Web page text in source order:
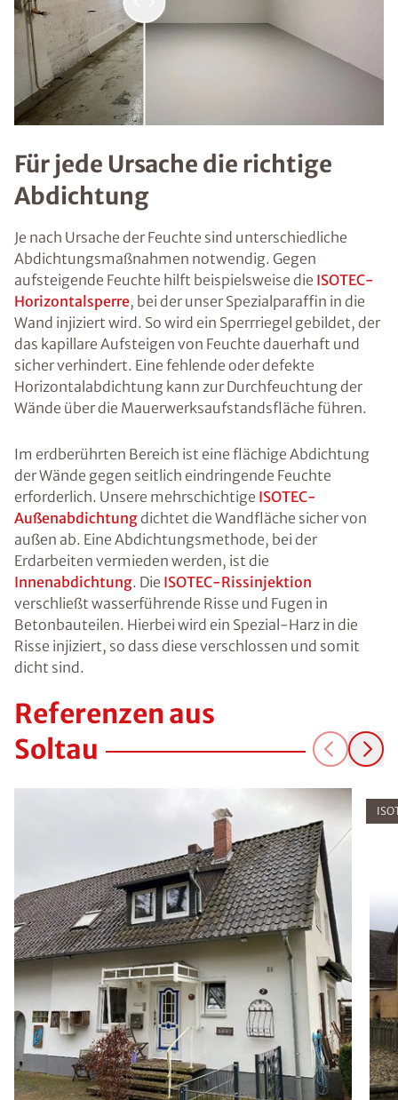
Für jede Ursache die richtige
Abdichtung
Je nach Ursache der Feuchte sind unterschiedliche
Abdichtungsmaßnahmen notwendig. Gegen
aufsteigende Feuchte hilft beispielsweise die ISOTEC-
Horizontalsperre, bei der unser Spezialparaffin in die
Wand injiziert wird. So wird ein Sperrriegel gebildet, der
das kapillare Aufsteigen von Feuchte dauerhaft und
sicher verhindert. Eine fehlende oder defekte
Horizontalabdichtung kann zur Durchfeuchtung der
Wände über die Mauerwerksaufstandsfläche führen.
Im erdberührten Bereich ist eine flächige Abdichtung
der Wände gegen seitlich eindringende Feuchte
erforderlich. Unsere mehrschichtige ISOTEC-
Außenabdichtungdichtet die Wandfläche sicher von
außen ab. Eine Abdichtungsmethode, bei der
Erdarbeiten vermieden werden, ist die
Innenabdichtung. Die ISOTEC-Rissinjektion
verschließt wasserführende Risse und Fugen in
Betonbauteilen. Hierbei wird ein Spezial-Harz in die
Risse injiziert, so dass diese verschlossen und somit
dicht sind.
Referenzen aus
Soltau